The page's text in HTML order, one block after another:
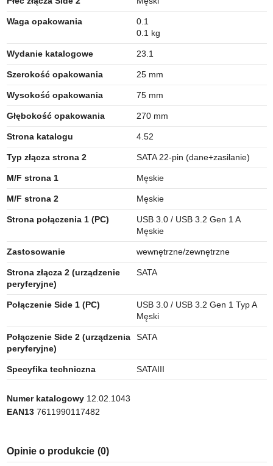
Waga opakowania
0.1
0.1 kg
Wydanie katalogowe 23.1
Szerokość opakowania 25 mm
Wysokość opakowania 75 mm
Głębokość opakowania 270 mm
Strona katalogu 4.52
Typ złącza strona 2 SATA 22-pin (dane+zasilanie)
M/F strona 1 Męskie
M/F strona 2 Męskie
Strona połączenia 1 (PC)
USB 3.0 / USB 3.2 Gen 1 A
Męskie
Zastosowanie wewnętrzne/zewnętrzne
Strona złącza 2 (urządzenie
peryferyjne)
SATA
Połączenie Side 1 (PC)
USB 3.0 / USB 3.2 Gen 1 Typ A
Męski
Połączenie Side 2 (urządzenia
peryferyjne)
SATA
Specyfika techniczna SATAIII
Numer katalogowy 12.02.1043
EAN13 7611990117482
Opinie o produkcie (0)